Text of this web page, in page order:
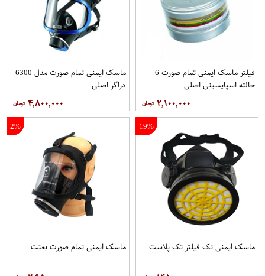
فیلتر ماسک ایمنی تمام صورت 6
حالته اسپایسینی اصلی
۲,۱۰۰,۰۰۰
ماسک ایمنی تمام صورت مدل 6300
دراگر اصلی
۴,۸۰۰,۰۰۰
19%
ماسک ایمنی تک فیلتر تک پلاست
2%
ماسک ایمنی تمام صورت بعثت